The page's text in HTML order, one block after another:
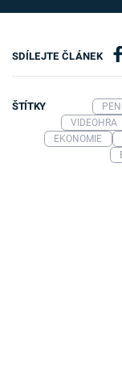
SDÍLEJTE ČLÁNEK
ŠTÍTKY
VIDEOHRA
EKONOMIE